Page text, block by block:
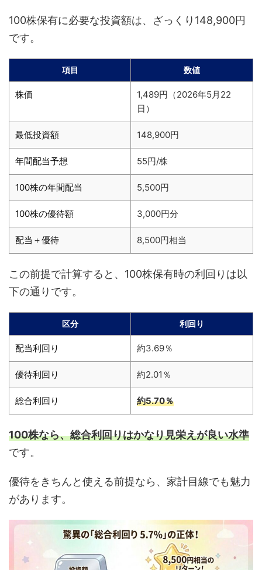
100株保有に必要な投資額は、ざっくり148,900円
です。
項目 数値
株価
1,489円（2026年5月22
日）
最低投資額 148,900円
年間配当予想 55円/株
100株の年間配当 5,500円
100株の優待額 3,000円分
配当＋優待 8,500円相当
この前提で計算すると、100株保有時の利回りは以
下の通りです。
区分 利回り
配当利回り 約3.69％
優待利回り 約2.01％
総合利回り 約5.70％
100株なら、総合利回りはかなり見栄えが良い水準
です。
優待をきちんと使える前提なら、家計目線でも魅力
があります。